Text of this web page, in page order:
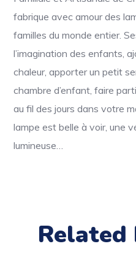
fabrique avec amour des
familles du monde entier.
l’imagination des enfants,
chaleur, apporter un petit
chambre d’enfant, faire
au fil des jours dans votre
lampe est belle à voir, une
lumineuse…
Related